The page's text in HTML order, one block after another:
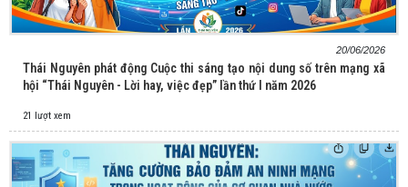
20/06/2026
Thái Nguyên phát động Cuộc thi sáng tạo nội dung số trên mạng xã
hội “Thái Nguyên - Lời hay, việc đẹp” lần thứ I năm 2026
21 lượt xem